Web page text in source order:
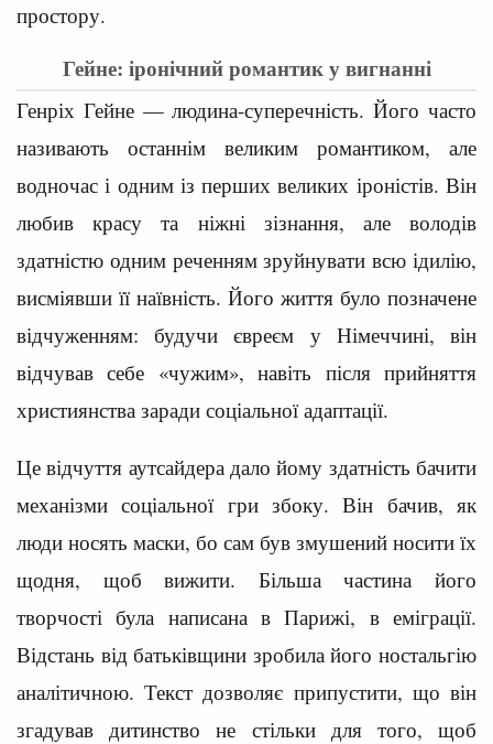
простору.
Гейне: іронічний романтик у вигнанні
Генріх Гейне — людина-суперечність. Його часто
називають останнім великим романтиком, але
водночас і одним із перших великих іроністів. Він
любив красу та ніжні зізнання, але володів
здатністю одним реченням зруйнувати всю ідилію,
висміявши її наївність. Його життя було позначене
відчуженням: будучи євреєм у Німеччині, він
відчував себе «чужим», навіть після прийняття
християнства заради соціальної адаптації.
Це відчуття аутсайдера дало йому здатність бачити
механізми соціальної гри збоку. Він бачив, як
люди носять маски, бо сам був змушений носити їх
щодня, щоб вижити. Більша частина його
творчості була написана в Парижі, в еміграції.
Відстань від батьківщини зробила його ностальгію
аналітичною. Текст дозволяє припустити, що він
згадував дитинство не стільки для того, щоб